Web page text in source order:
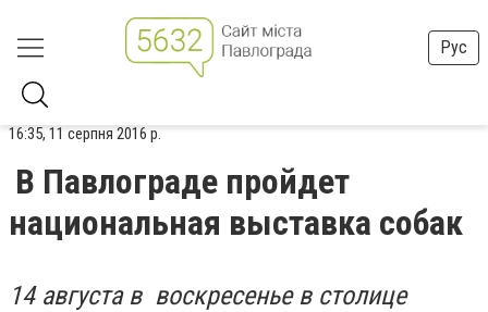
Рус
16:35, 11 серпня 2016 р.
В Павлограде пройдет
национальная выставка собак
14 августа в воскресенье в столице